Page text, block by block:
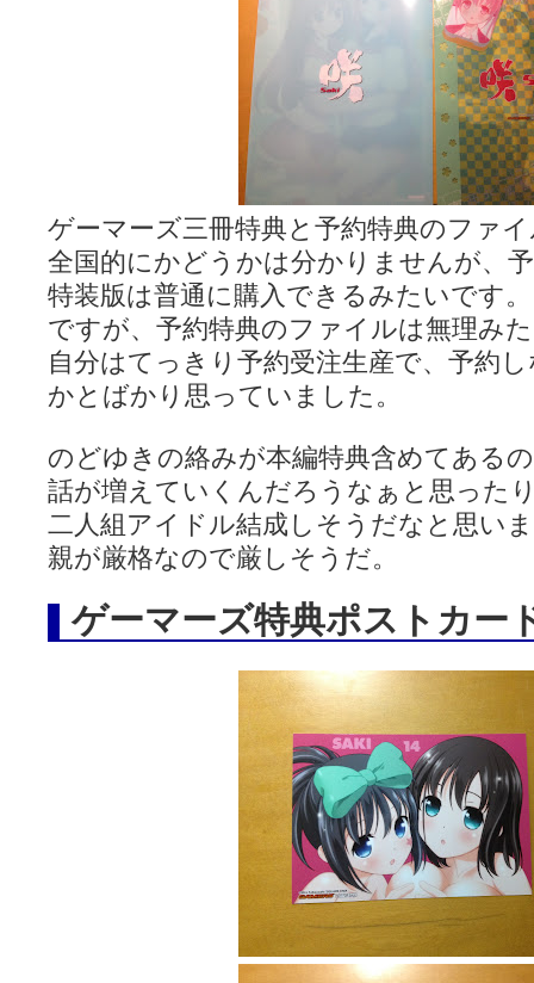
(01:19)
EL HOLAZO - 咲-Saki- / 吉野から上り方面の帰り道、亀山JCT-四日市
何の変哲もない咲の地名紹介 / 小鍛治さんが通っていた小学校 茨城
咲-Saki-.長野編をにょろんと見てみるブログ - 咲-Saki- / 第143局[応変
まったり咲SS他ブログ - 咲-Saki- / 照と洋榎のANN第9回
(09:00)
咲-Saki-カツゲン備忘録 / 咲-Saki-154局 【奮起】 マジかー！ (13:30)
百合っぽいぶろぐ - 咲-Saki- / シノハユ the down of age 5巻 (06:32)
あかどる日和 - 咲-saki- / 【今回は考察ではなく】原村和-のどっち-の
妥当麻雀界ブログ / コミックマーケット８９に参加します (11:00)
咲-saki-速報 / 一時休止のお知らせ (08:26)
ふわふわな記憶 / 1 (16:20)
咲っ考 / 何故咲は大将で、照は先鋒なのか？ (15:20)
Danas je lep dan. / [咲-Saki-]もしインターハイのルールが鷲巣麻雀だ
ぴゅーく☆すてっぷ - 咲-Saki- / ブログ終了のお知らせ
(12:51)
What You Mean ? - 咲-Saki- / 第2回清澄エリア聖地巡礼ツアーレポート
左を向いて » 咲-saki- / 【シノハユ】第26話「一別以来」/咲日和・阿
primary colors / 久誕イエ～～～～～～イ！！！！！！
乱れ雪月花 - 咲-Saki- / ブログ終了のお知らせ：今までありがとうござ
アルカ茄子 / 戒能物怪録 キングとはいったい誰なのか？ (15:24)
竹ブログ - 咲-Saki- / 【咲-Saki-】ゲームが待ち遠しい件 (05:44)
SSSSS(-saki-しゃーぷしゅーとしょーとすとーりー) - 咲-saki- / 豊
せのたけくらべ - 咲-Saki- / 咲さんのやり方で就活をやってみよう
咏-Uta-ブログ編 - 咲-Saki- / 黄色い封筒が届いた(・∀・)
チャウチャウちゃうんちゃうん - 咲-Saki- / 吉野の千本桜を見に行きま
あこしず日和！ - 咲-Saki- / 咲-Saki-阿知賀編Blu-rayBOX 購入
ニワカ王者 / 【アニメ記事】咲-Saki- 立先生のコメントを取り上げる
Yaranakya » 咲-Saki- / 国際最萌リーグは園城寺怜ちゃんに一票を入れ
おもちがなくてもだいじょうぶ / 咲と照の確執【プリン】
咲-Saki-の舞台が特定されたら、行くしかないでしょ / ブログを引っ越
りりーがーる（仮） / 虎姫 カラオケ編っぽい小ネタ (10:29)
おっきするー咲ブログ / side-A VS side-B 野球対決 (10:30)
フリテンリーチで流して / 姫松高校についてのいくらかの考察 (09:03)
オレのぞん / 咲さんのお誕生日です （ギリギリ） (14:58)
飛鳥の巣 - 咲-Saki- / 咲キャラがギタリストだったら...【風越編】
(16:03)
咲-Saki-ほんだし / 咲-Saki- 第128局 「涼風」 感想
咲-Saki-麻雀録 / 台風に強そうな咲キャラ (05:45)
ゲーマーズ三冊特典と予約特典のファ
全国的にかどうかは分かりませんが、
特装版は普通に購入できるみたいです。
ですが、予約特典のファイルは無理み
自分はてっきり予約受注生産で、予約
かとばかり思っていました。
のどゆきの絡みが本編特典含めてある
話が増えていくんだろうなぁと思った
二人組アイドル結成しそうだなと思い
親が厳格なので厳しそうだ。
ゲーマーズ特典ポストカー